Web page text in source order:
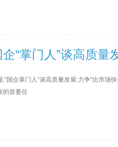
企“掌门人”谈高质量
:“国企掌门人”谈高质量发展:力争“比市场
的首要任